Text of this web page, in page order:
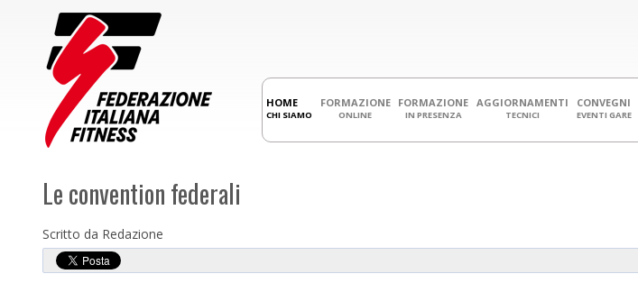
HOME
CHI SIAMO
FORMAZIONE
ONLINE
FORMAZIONE
IN PRESENZA
AGGIORNAMENTI
TECNICI
CONVEGNI
EVENTI GARE
Le convention federali
Scritto da Redazione